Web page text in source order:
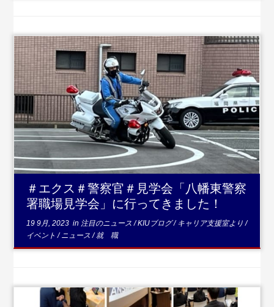
...続きを読む
＃エクス＃警察官＃見学会「八幡東警察
署職場見学会」に行ってきました！
19 9月, 2023 in 注目のニュース/KIUブログ/キャリア支援室より/
イベント/ニュース/就 職